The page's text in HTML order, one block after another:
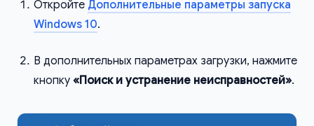
Откройте Дополнительные параметры запуска
Windows 10.
В дополнительных параметрах загрузки, нажмите
кнопку «Поиск и устранение неисправностей».